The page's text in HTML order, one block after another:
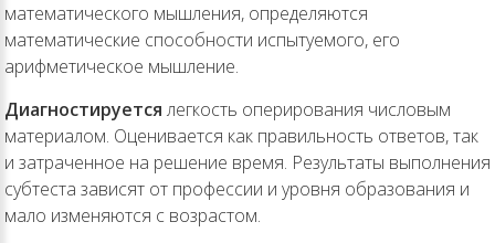
математического мышления, определяются
математические способности испытуемого, его
арифметическое мышление.
Диагностируется легкость оперирования числовым
материалом. Оценивается как правильность ответов, так
и затраченное на решение время. Результаты выполнения
субтеста зависят от профессии и уровня образования и
мало изменяются с возрастом.